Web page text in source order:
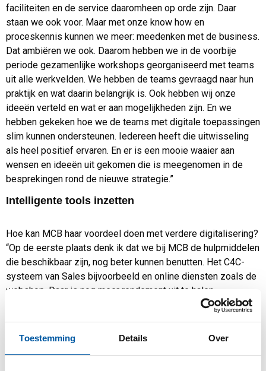
Toestemming Details Over
faciliteiten en de service daaromheen op orde zijn. Daar
staan we ook voor. Maar met onze know how en
proceskennis kunnen we meer: meedenken met de business.
Dat ambiëren we ook. Daarom hebben we in de voorbije
periode gezamenlijke workshops georganiseerd met teams
uit alle werkvelden. We hebben de teams gevraagd naar hun
praktijk en wat daarin belangrijk is. Ook hebben wij onze
ideeën verteld en wat er aan mogelijkheden zijn. En we
hebben gekeken hoe we de teams met digitale toepassingen
slim kunnen ondersteunen. Iedereen heeft die uitwisseling
als heel positief ervaren. En er is een mooie waaier aan
wensen en ideeën uit gekomen die is meegenomen in de
besprekingen rond de nieuwe strategie.”
Intelligente tools inzetten
Hoe kan MCB haar voordeel doen met verdere digitalisering?
“Op de eerste plaats denk ik dat we bij MCB de hulpmiddelen
die beschikbaar zijn, nog beter kunnen benutten. Het C4C-
systeem van Sales bijvoorbeeld en online diensten zoals de
webshop. Daar is nog meer rendement uit te halen.
intelligente tools inzetten om de inkoop- en verkooppatronen
van de laatste jaren te analyseren. Een systeem ziet veel